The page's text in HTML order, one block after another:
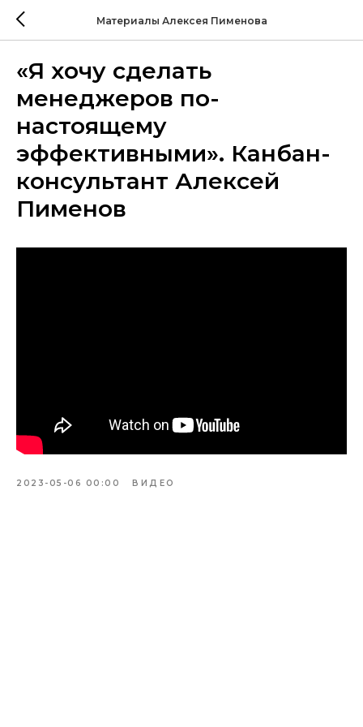
Материалы Алексея Пименова
«Я хочу сделать
менеджеров по-
настоящему
эффективными». Канбан-
консультант Алексей
Пименов
2023-05-06 00:00 ВИДЕО